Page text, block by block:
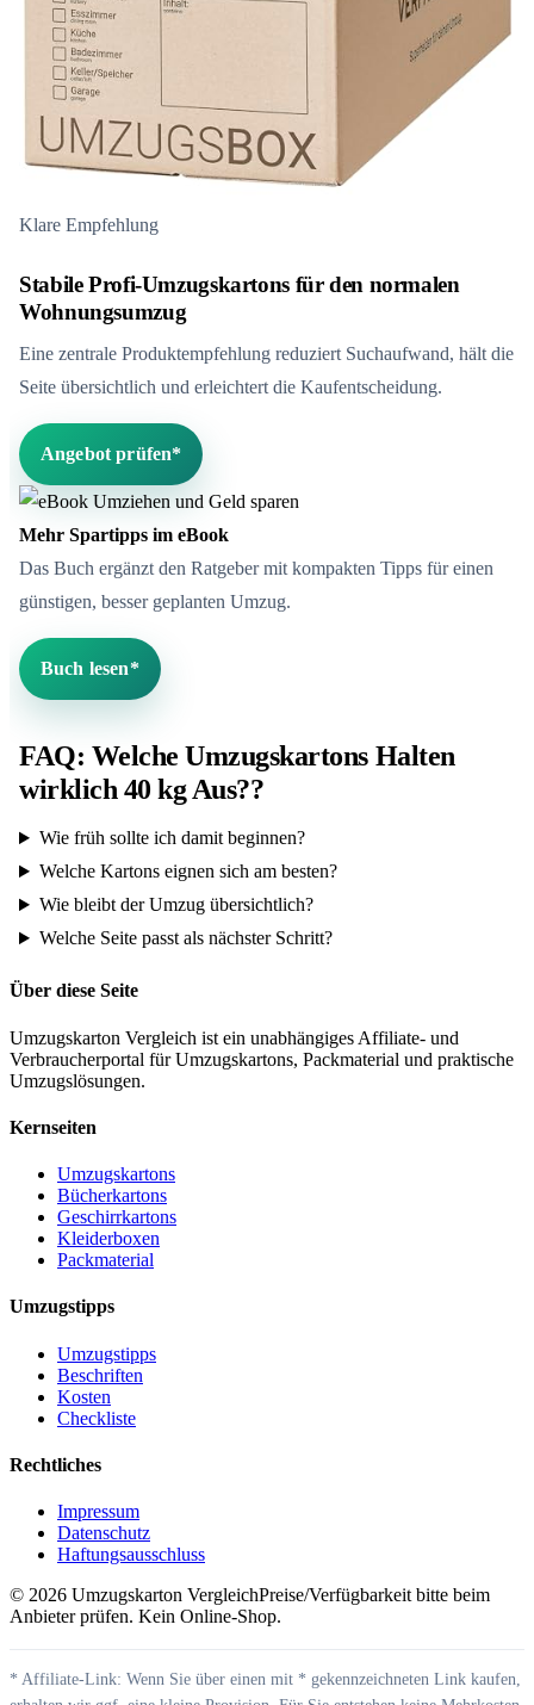
Klare Empfehlung
Stabile Profi-Umzugskartons für den normalen
Wohnungsumzug
Eine zentrale Produktempfehlung reduziert Suchaufwand, hält die
Seite übersichtlich und erleichtert die Kaufentscheidung.
Angebot prüfen*
Mehr Spartipps im eBook
Das Buch ergänzt den Ratgeber mit kompakten Tipps für einen
günstigen, besser geplanten Umzug.
Buch lesen*
FAQ: Welche Umzugskartons Halten
wirklich 40 kg Aus??
Wie früh sollte ich damit beginnen?
Welche Kartons eignen sich am besten?
Wie bleibt der Umzug übersichtlich?
Welche Seite passt als nächster Schritt?
Über diese Seite
Umzugskarton Vergleich ist ein unabhängiges Affiliate- und
Verbraucherportal für Umzugskartons, Packmaterial und praktische
Umzugslösungen.
Kernseiten
Umzugskartons
Bücherkartons
Geschirrkartons
Kleiderboxen
Packmaterial
Umzugstipps
Umzugstipps
Beschriften
Kosten
Checkliste
Rechtliches
Impressum
Datenschutz
Haftungsausschluss
© 2026 Umzugskarton VergleichPreise/Verfügbarkeit bitte beim
Anbieter prüfen. Kein Online-Shop.
* Affiliate-Link: Wenn Sie über einen mit * gekennzeichneten Link kaufen,